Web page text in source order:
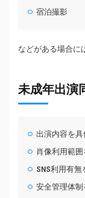
宿泊撮影
などがある場合に
未成年出演
出演内容を
肖像利用範
SNS利用有無
安全管理体